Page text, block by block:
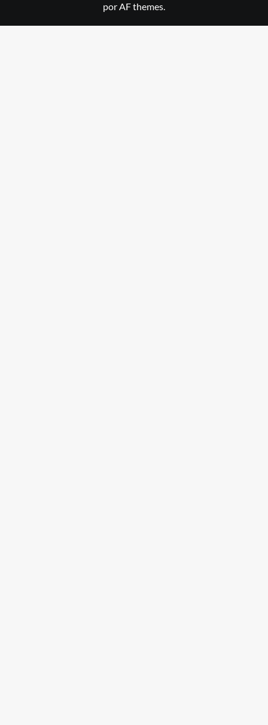
por AF themes.